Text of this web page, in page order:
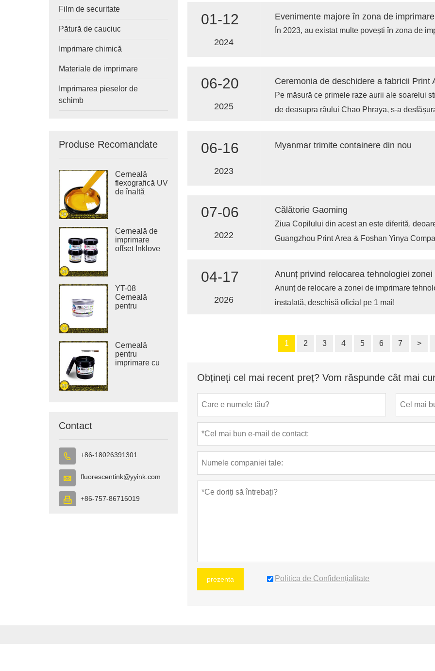
Film de securitate
Pătură de cauciuc
Imprimare chimică
Materiale de imprimare
Imprimarea pieselor de
schimb
Produse Recomandate
Cerneală
flexografică UV
de înaltă
etichetelor
autocolante
Cerneală de
imprimare
offset Inklove
YT-08
Cerneală
pentru
Cerneală
pentru
imprimare cu
Contact
 +86-18026391301
 fluorescentink@yyink.com
 +86-757-86716019
01-12
2024
Evenimente majore în zona de
În 2023, au existat multe povești în zona de
06-20
2025
Ceremonia de deschidere a fabricii Print
Pe măsură ce primele raze aurii ale soarelui
de deasupra râului Chao Phraya, s-a
se alinia atât tradițiilor chineze, cât și celor
demonstrație vie de armonie culturală. Printre
echipa executivă a Print Area Tech, oficiali ai
a fi martori la un eveniment important care
tipografică regională.
06-16
2023
Myanmar trimite containere din nou
07-06
2022
Călătorie Gaoming
Ziua Copilului din acest an este diferită,
Guangzhou Print Area & Foshan Yinya
04-17
2026
Anunț privind relocarea tehnologiei
Anunț de relocare a zonei de imprimare
instalată, deschisă oficial pe 1 mai!
1 2 3 4 5 6 7 >
Obțineți cel mai recent preț? Vom răspunde cât mai
prezenta Politica de Confidențialitate